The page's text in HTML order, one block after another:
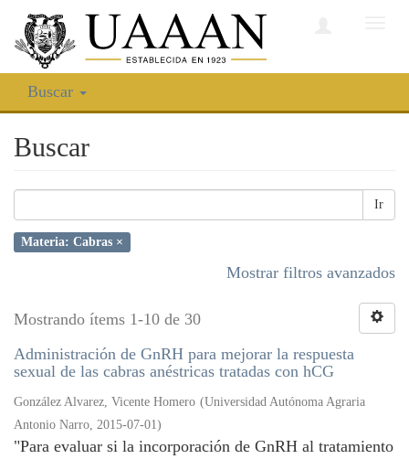
Buscar
Buscar
Ir
Materia: Cabras ×
Mostrar filtros avanzados
Mostrando ítems 1-10 de 30
Administración de GnRH para mejorar la respuesta
sexual de las cabras anéstricas tratadas con hCG
González Alvarez, Vicente Homero (Universidad Autónoma Agraria
Antonio Narro, 2015-07-01)
"Para evaluar si la incorporación de GnRH al tratamiento